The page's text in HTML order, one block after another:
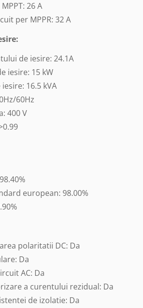
26 A
per MPPR: 32 A
de iesire: 24.1A
iesire: 15 kW
16.5 kVA
60Hz
400 V
european: 98.00%
polaritatii DC: Da
Da
AC: Da
a curentului rezidual: Da
de izolatie: Da